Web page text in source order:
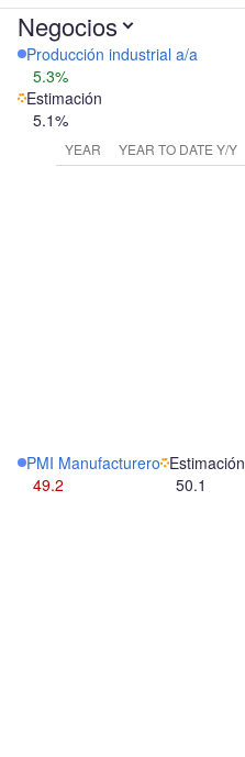
Negocios
Producción industrial a/a
5.3%
Estimación
5.1%
YEAR YEAR TO DATE Y/Y
PMI Manufacturero
49.2
Estimación
50.1